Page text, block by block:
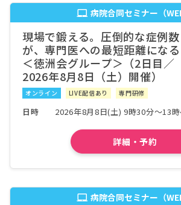
医療法人徳洲会湘南鎌倉総合病院
神奈川県
公益財団法人横浜勤労者福祉協会 汐田総合
神奈川県
川崎医療生活協同組合 川崎協同病院
神奈川県
医療法人徳洲会 湘南藤沢徳洲会病院
南東北グループ 医療法人社団 三成会 新百
病院合同セミナー（
現場で鍛える。圧倒的な症例数
が、専門医への最短距離になる
＜徳洲会グループ＞（2日目／
2026年8月8日（土）開催）
オンライン LIVE配信あり 専門研修
日時 2026年8月8日(土) 9時30分～13
詳細・予約
病院合同セミナー（